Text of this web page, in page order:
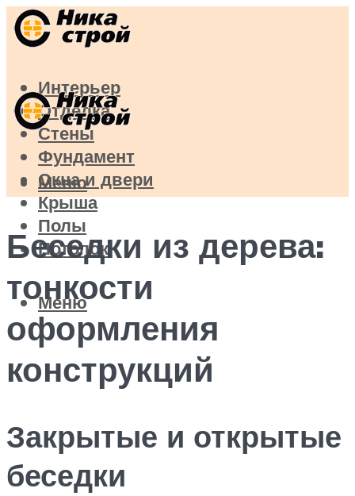
Интерьер
Отделка
Стены
Фундамент
Окна и двери
Крыша
Полы
Потолок
Меню
Меню
Беседки из дерева:
тонкости
оформления
конструкций
Закрытые и открытые
беседки